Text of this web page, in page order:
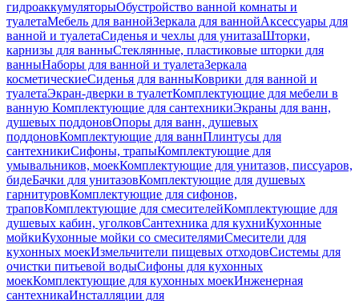
гидроаккумуляторыОбустройство ванной комнаты и
туалетаМебель для ваннойЗеркала для ваннойАксессуары для
ванной и туалетаСиденья и чехлы для унитазаШторки,
карнизы для ванныСтеклянные, пластиковые шторки для
ванныНаборы для ванной и туалетаЗеркала
косметическиеСиденья для ванныКоврики для ванной и
туалетаЭкран-дверки в туалетКомплектующие для мебели в
ванную Комплектующие для сантехникиЭкраны для ванн,
душевых поддоновОпоры для ванн, душевых
поддоновКомплектующие для ваннПлинтусы для
сантехникиСифоны, трапыКомплектующие для
умывальников, моекКомплектующие для унитазов, писсуаров,
бидеБачки для унитазовКомплектующие для душевых
гарнитуровКомплектующие для сифонов,
траповКомплектующие для смесителейКомплектующие для
душевых кабин, уголковСантехника для кухниКухонные
мойкиКухонные мойки со смесителямиСмесители для
кухонных моекИзмельчители пищевых отходовСистемы для
очистки питьевой водыСифоны для кухонных
моекКомплектующие для кухонных моекИнженерная
сантехникаИнсталляции для